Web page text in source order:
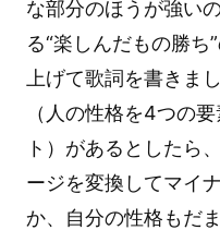
な部分のほうが強い
る“楽しんだもの勝ち
上げて歌詞を書きま
（人の性格を4つの
ト）があるとしたら
ージを変換してマイ
か、自分の性格もだ